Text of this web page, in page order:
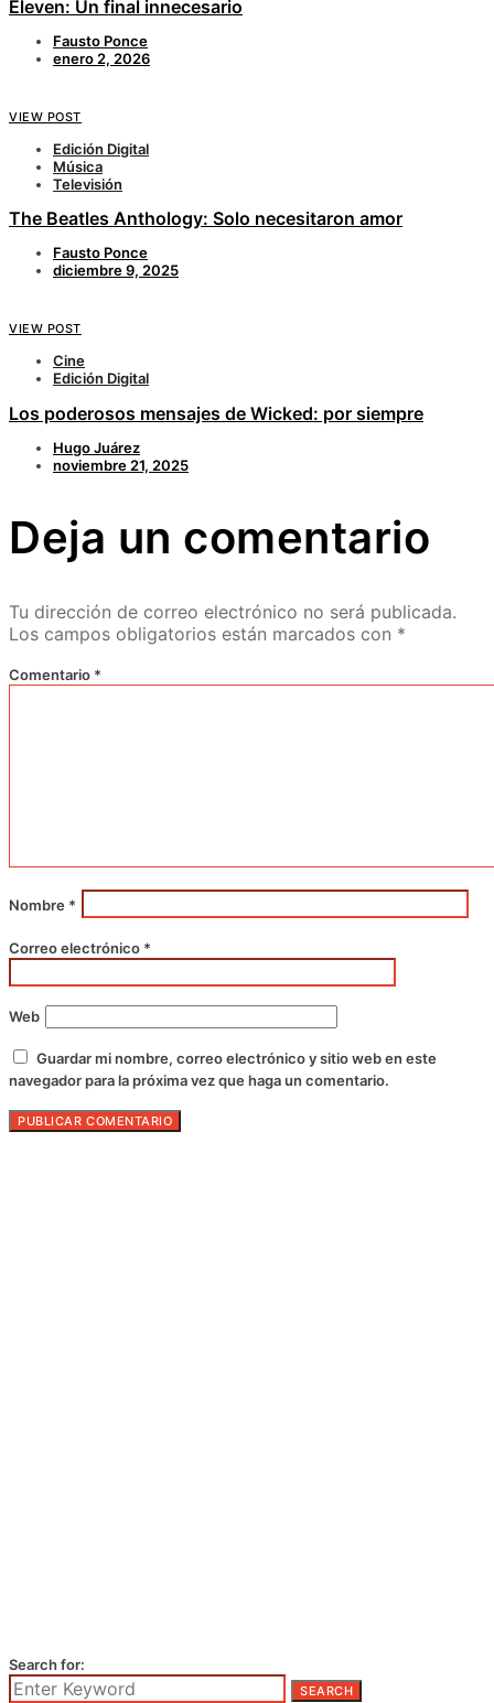
Eleven: Un final innecesario
Fausto Ponce
enero 2, 2026
VIEW POST
Edición Digital
Música
Televisión
The Beatles Anthology: Solo necesitaron amor
Fausto Ponce
diciembre 9, 2025
VIEW POST
Cine
Edición Digital
Los poderosos mensajes de Wicked: por siempre
Hugo Juárez
noviembre 21, 2025
Deja un comentario
Tu dirección de correo electrónico no será publicada.
Los campos obligatorios están marcados con *
Comentario *
Nombre *
Correo electrónico *
Web
Guardar mi nombre, correo electrónico y sitio web en este
navegador para la próxima vez que haga un comentario.
Search for:
SEARCH